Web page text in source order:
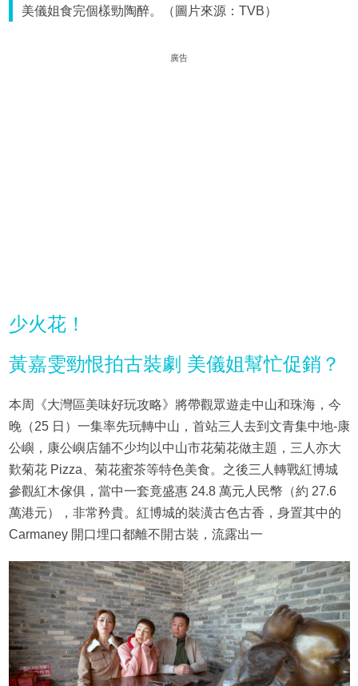
美儀姐食完個樣勁陶醉。（圖片來源：TVB）
廣告
少火花！
黃嘉雯勁恨拍古裝劇 美儀姐幫忙促銷？
本周《大灣區美味好玩攻略》將帶觀眾遊走中山和珠海，今
晚（25 日）一集率先玩轉中山，首站三人去到文青集中地-康
公嶼，康公嶼店舖不少均以中山市花菊花做主題，三人亦大
歎菊花 Pizza、菊花蜜茶等特色美食。之後三人轉戰紅博城
參觀紅木傢俱，當中一套竟盛惠 24.8 萬元人民幣（約 27.6
萬港元），非常矜貴。紅博城的裝潢古色古香，身置其中的
Carmaney 開口埋口都離不開古裝，流露出一